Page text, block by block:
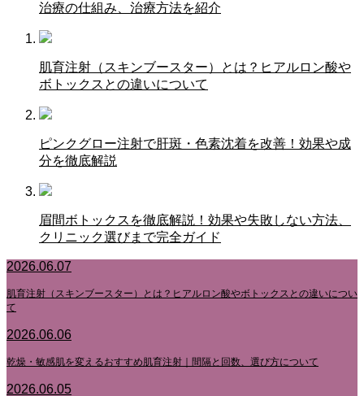
治療の仕組み、治療方法を紹介
肌育注射（スキンブースター）とは？ヒアルロン酸や
ボトックスとの違いについて
ピンクグロー注射で肝斑・色素沈着を改善！効果や成
分を徹底解説
眉間ボトックスを徹底解説！効果や失敗しない方法、
クリニック選びまで完全ガイド
2026.06.07
肌育注射（スキンブースター）とは？ヒアルロン酸やボトックスとの違いについ
て
2026.06.06
乾燥・敏感肌を変えるおすすめ肌育注射｜間隔と回数、選び方について
2026.06.05